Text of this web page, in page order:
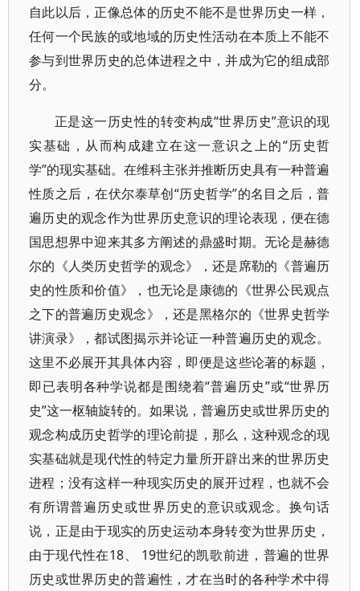
自此以后，正像总体的历史不能不是世界历史一样，
任何一个民族的或地域的历史性活动在本质上不能不
参与到世界历史的总体进程之中，并成为它的组成部
分。
正是这一历史性的转变构成“世界历史”意识的现
实基础，从而构成建立在这一意识之上的“历史哲
学”的现实基础。在维科主张并推断历史具有一种普遍
性质之后，在伏尔泰草创“历史哲学”的名目之后，普
遍历史的观念作为世界历史意识的理论表现，便在德
国思想界中迎来其多方阐述的鼎盛时期。无论是赫德
尔的《人类历史哲学的观念》，还是席勒的《普遍历
史的性质和价值》，也无论是康德的《世界公民观点
之下的普遍历史观念》，还是黑格尔的《世界史哲学
讲演录》，都试图揭示并论证一种普遍历史的观念。
这里不必展开其具体内容，即便是这些论著的标题，
即已表明各种学说都是围绕着“普遍历史”或“世界历
史”这一枢轴旋转的。如果说，普遍历史或世界历史的
观念构成历史哲学的理论前提，那么，这种观念的现
实基础就是现代性的特定力量所开辟出来的世界历史
进程；没有这样一种现实历史的展开过程，也就不会
有所谓普遍历史或世界历史的意识或观念。换句话
说，正是由于现实的历史运动本身转变为世界历史，
由于现代性在18、 19世纪的凯歌前进，普遍的世界
历史或世界历史的普遍性，才在当时的各种学术中得